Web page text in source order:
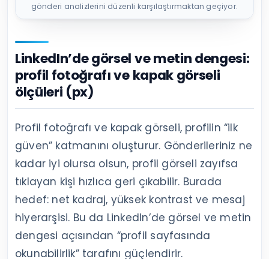
gönderi analizlerini düzenli karşılaştırmaktan geçiyor.
LinkedIn’de görsel ve metin dengesi:
profil fotoğrafı ve kapak görseli
ölçüleri (px)
Profil fotoğrafı ve kapak görseli, profilin “ilk
güven” katmanını oluşturur. Gönderileriniz ne
kadar iyi olursa olsun, profil görseli zayıfsa
tıklayan kişi hızlıca geri çıkabilir. Burada
hedef: net kadraj, yüksek kontrast ve mesaj
hiyerarşisi. Bu da LinkedIn’de görsel ve metin
dengesi açısından “profil sayfasında
okunabilirlik” tarafını güçlendirir.